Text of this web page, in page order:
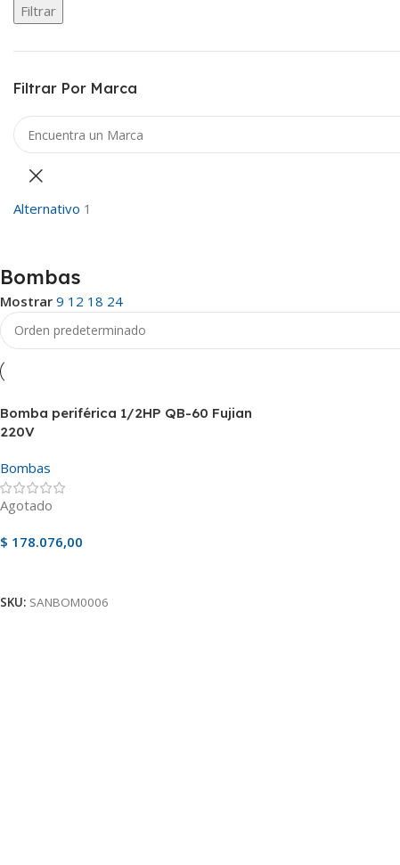
Filtrar
Filtrar Por Marca
Alternativo 1
Bombas
Mostrar 9 12 18 24
Bomba periférica 1/2HP QB-60 Fujian
220V
Bombas
Agotado
$ 178.076,00
SKU: SANBOM0006